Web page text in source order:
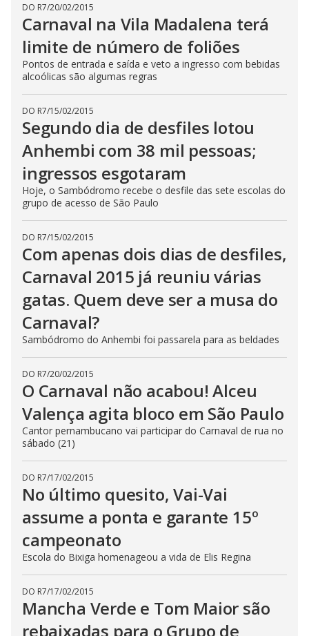
DO R7/20/02/2015
Carnaval na Vila Madalena terá
limite de número de foliões
Pontos de entrada e saída e veto a ingresso com bebidas
alcoólicas são algumas regras
DO R7/15/02/2015
Segundo dia de desfiles lotou
Anhembi com 38 mil pessoas;
ingressos esgotaram
Hoje, o Sambódromo recebe o desfile das sete escolas do
grupo de acesso de São Paulo
DO R7/15/02/2015
Com apenas dois dias de desfiles,
Carnaval 2015 já reuniu várias
gatas. Quem deve ser a musa do
Carnaval?
Sambódromo do Anhembi foi passarela para as beldades
DO R7/20/02/2015
O Carnaval não acabou! Alceu
Valença agita bloco em São Paulo
Cantor pernambucano vai participar do Carnaval de rua no
sábado (21)
DO R7/17/02/2015
No último quesito, Vai-Vai
assume a ponta e garante 15º
campeonato
Escola do Bixiga homenageou a vida de Elis Regina
DO R7/17/02/2015
Mancha Verde e Tom Maior são
rebaixadas para o Grupo de